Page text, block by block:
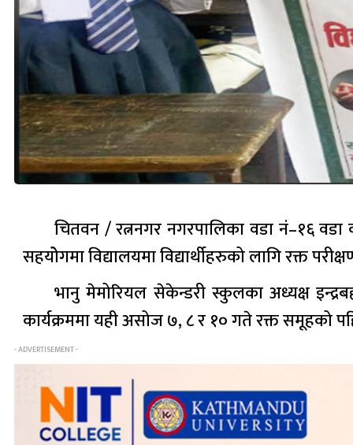
चितवन / रत्ननगर नगरपालिका वडा नं–१६
सहयोेगमा विद्यालयमा विद्यार्थीहरुको लागि रक्त
भानु मेमोरियल सेकेन्डरी स्कुलका अध्यक्ष
कार्यक्रममा यही असोज ७, ८ र १० गते रक्त समूहको
- ADVERTISEMENT -